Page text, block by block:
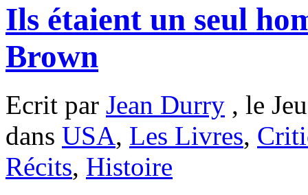
Ils étaient un seul
Brown
Ecrit par Jean Durry , le
dans USA, Les Livres,
Récits, Histoire